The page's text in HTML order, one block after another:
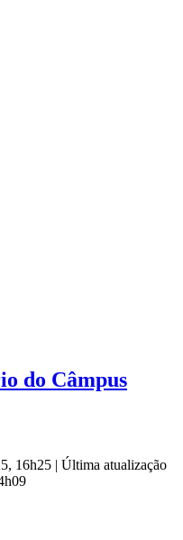
do Câmpus
16h25 | Última atualização